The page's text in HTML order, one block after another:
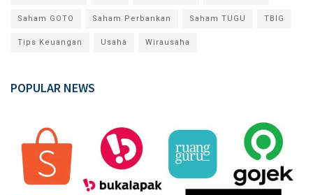
Saham GOTO Saham Perbankan Saham TUGU TBIG
Tips Keuangan Usaha Wirausaha
POPULAR NEWS